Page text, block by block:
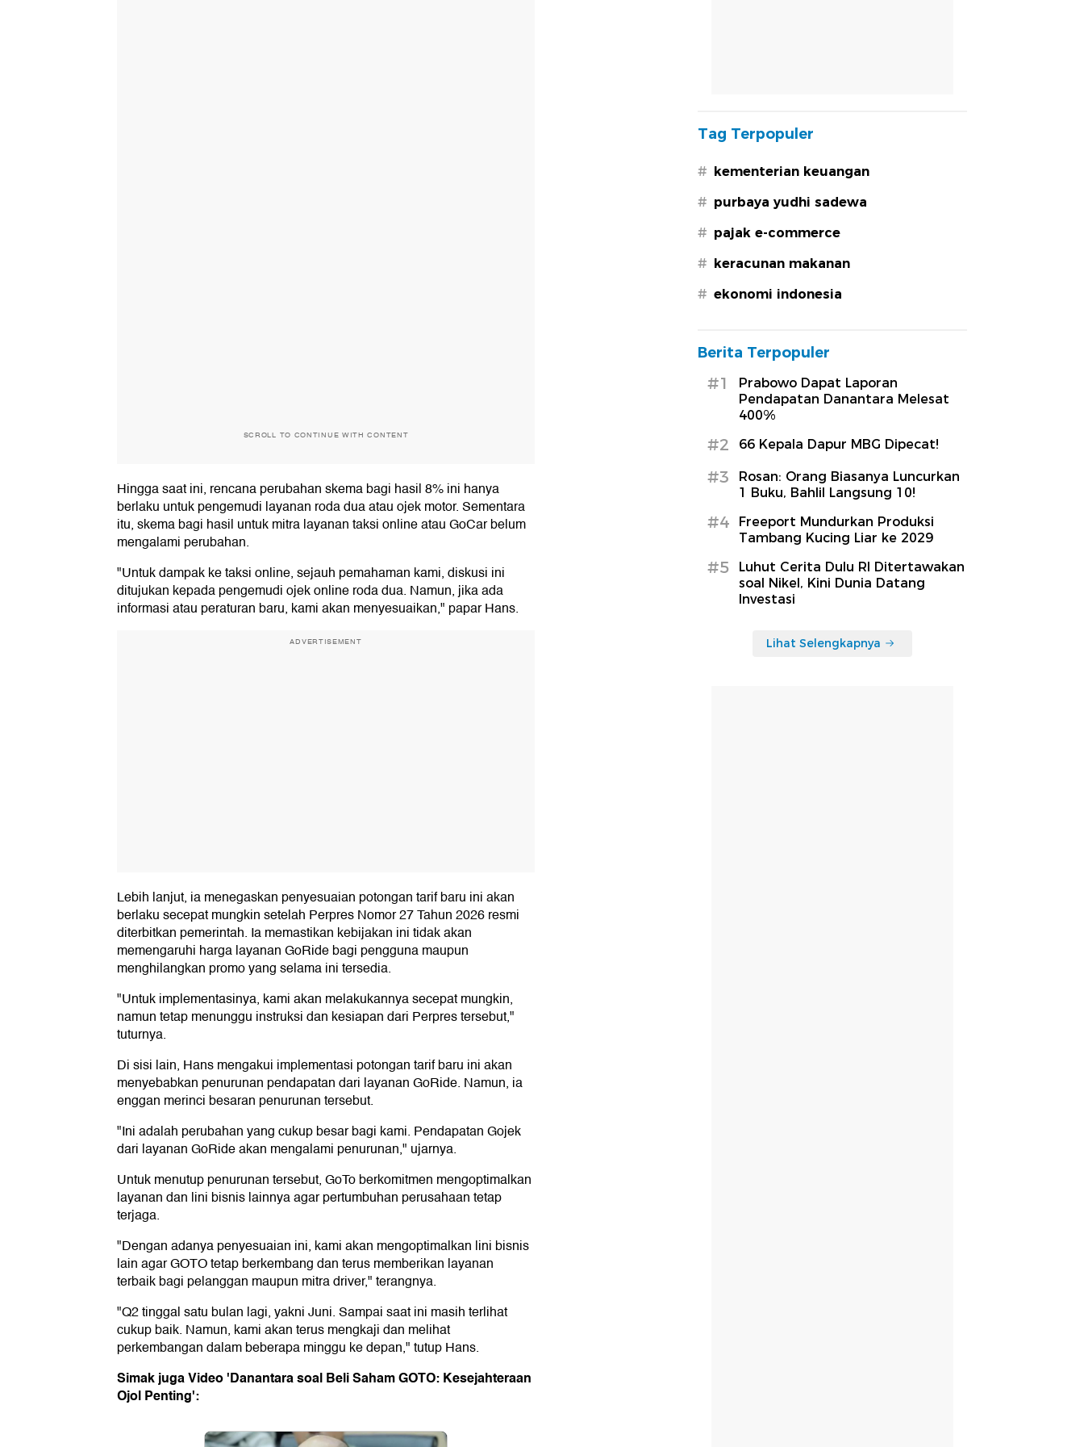
SCROLL TO CONTINUE WITH CONTENT
Hingga saat ini, rencana perubahan skema bagi hasil 8% ini hanya
berlaku untuk pengemudi layanan roda dua atau ojek motor. Sementara
itu, skema bagi hasil untuk mitra layanan taksi online atau GoCar belum
mengalami perubahan.
"Untuk dampak ke taksi online, sejauh pemahaman kami, diskusi ini
ditujukan kepada pengemudi ojek online roda dua. Namun, jika ada
informasi atau peraturan baru, kami akan menyesuaikan," papar Hans.
ADVERTISEMENT
Lebih lanjut, ia menegaskan penyesuaian potongan tarif baru ini akan
berlaku secepat mungkin setelah Perpres Nomor 27 Tahun 2026 resmi
diterbitkan pemerintah. Ia memastikan kebijakan ini tidak akan
memengaruhi harga layanan GoRide bagi pengguna maupun
menghilangkan promo yang selama ini tersedia.
"Untuk implementasinya, kami akan melakukannya secepat mungkin,
namun tetap menunggu instruksi dan kesiapan dari Perpres tersebut,"
tuturnya.
Di sisi lain, Hans mengakui implementasi potongan tarif baru ini akan
menyebabkan penurunan pendapatan dari layanan GoRide. Namun, ia
enggan merinci besaran penurunan tersebut.
"Ini adalah perubahan yang cukup besar bagi kami. Pendapatan Gojek
dari layanan GoRide akan mengalami penurunan," ujarnya.
Untuk menutup penurunan tersebut, GoTo berkomitmen mengoptimalkan
layanan dan lini bisnis lainnya agar pertumbuhan perusahaan tetap
terjaga.
"Dengan adanya penyesuaian ini, kami akan mengoptimalkan lini bisnis
lain agar GOTO tetap berkembang dan terus memberikan layanan
terbaik bagi pelanggan maupun mitra driver," terangnya.
"Q2 tinggal satu bulan lagi, yakni Juni. Sampai saat ini masih terlihat
cukup baik. Namun, kami akan terus mengkaji dan melihat
perkembangan dalam beberapa minggu ke depan," tutup Hans.
Simak juga Video 'Danantara soal Beli Saham GOTO: Kesejahteraan
Ojol Penting':
Tag Terpopuler
# kementerian keuangan
# purbaya yudhi sadewa
# pajak e-commerce
# keracunan makanan
# ekonomi indonesia
Berita Terpopuler
#1
Prabowo Dapat Laporan
Pendapatan Danantara Melesat
400%
#2 66 Kepala Dapur MBG Dipecat!
#3
Rosan: Orang Biasanya Luncurkan
1 Buku, Bahlil Langsung 10!
#4
Freeport Mundurkan Produksi
Tambang Kucing Liar ke 2029
#5
Luhut Cerita Dulu RI Ditertawakan
soal Nikel, Kini Dunia Datang
Investasi
Lihat Selengkapnya